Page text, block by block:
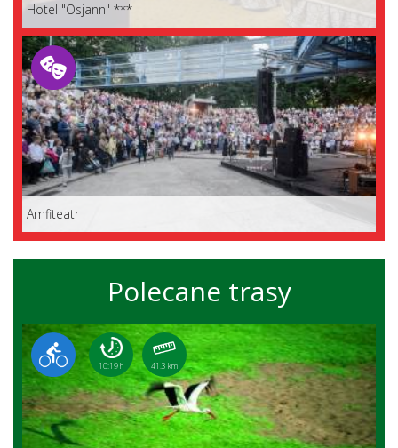
Hotel "Osjann" ***
Amfiteatr
Polecane trasy
10:19 h 41.3 km